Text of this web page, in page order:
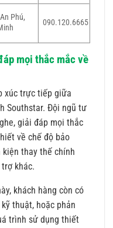
Phú,
090.120.6665
mọi thắc mắc về
xúc trực tiếp giữa
Southstar. Đội ngũ tư
giải đáp mọi thắc
về chế độ bảo
kiện thay thế chính
khác.
khách hàng còn có
thuật, hoặc phản
trình sử dụng thiết